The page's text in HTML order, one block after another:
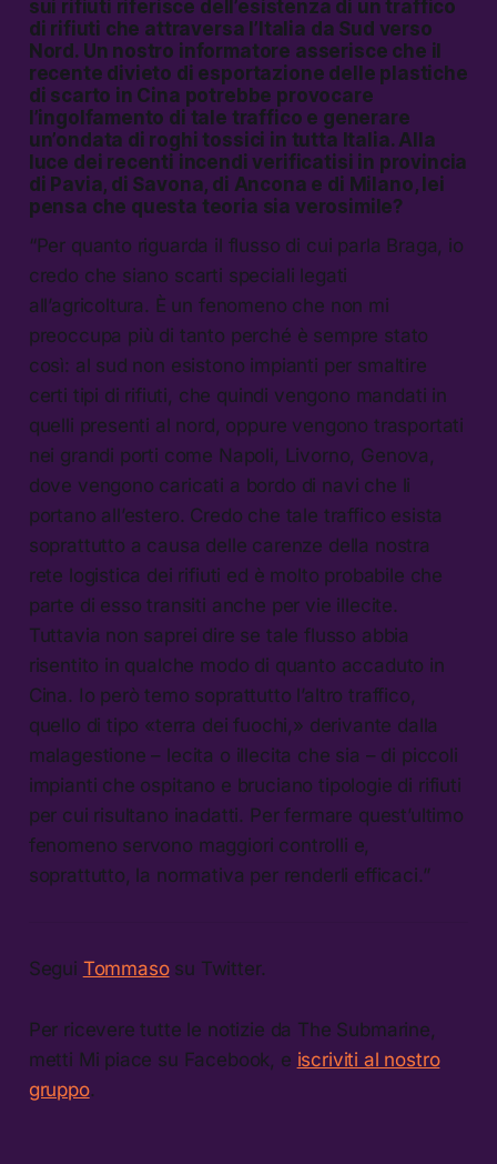
sui rifiuti riferisce dell’esistenza di un traffico
di rifiuti che attraversa l’Italia da Sud verso
Nord. Un nostro informatore asserisce che il
recente divieto di esportazione delle plastiche
di scarto in Cina potrebbe provocare
l’ingolfamento di tale traffico e generare
un’ondata di roghi tossici in tutta Italia. Alla
luce dei recenti incendi verificatisi in provincia
di Pavia, di Savona, di Ancona e di Milano, lei
pensa che questa teoria sia verosimile?
“Per quanto riguarda il flusso di cui parla Braga, io
credo che siano scarti speciali legati
all’agricoltura. È un fenomeno che non mi
preoccupa più di tanto perché è sempre stato
così: al sud non esistono impianti per smaltire
certi tipi di rifiuti, che quindi vengono mandati in
quelli presenti al nord, oppure vengono trasportati
nei grandi porti come Napoli, Livorno, Genova,
dove vengono caricati a bordo di navi che li
portano all’estero. Credo che tale traffico esista
soprattutto a causa delle carenze della nostra
rete logistica dei rifiuti ed è molto probabile che
parte di esso transiti anche per vie illecite.
Tuttavia non saprei dire se tale flusso abbia
risentito in qualche modo di quanto accaduto in
Cina. Io però temo soprattutto l’altro traffico,
quello di tipo «terra dei fuochi,» derivante dalla
malagestione – lecita o illecita che sia – di piccoli
impianti che ospitano e bruciano tipologie di rifiuti
per cui risultano inadatti. Per fermare quest’ultimo
fenomeno servono maggiori controlli e,
soprattutto, la normativa per renderli efficaci.”
Segui Tommasosu Twitter.
Per ricevere tutte le notizie da The Submarine,
metti Mi piace su Facebook, e iscriviti al nostro
gruppo.